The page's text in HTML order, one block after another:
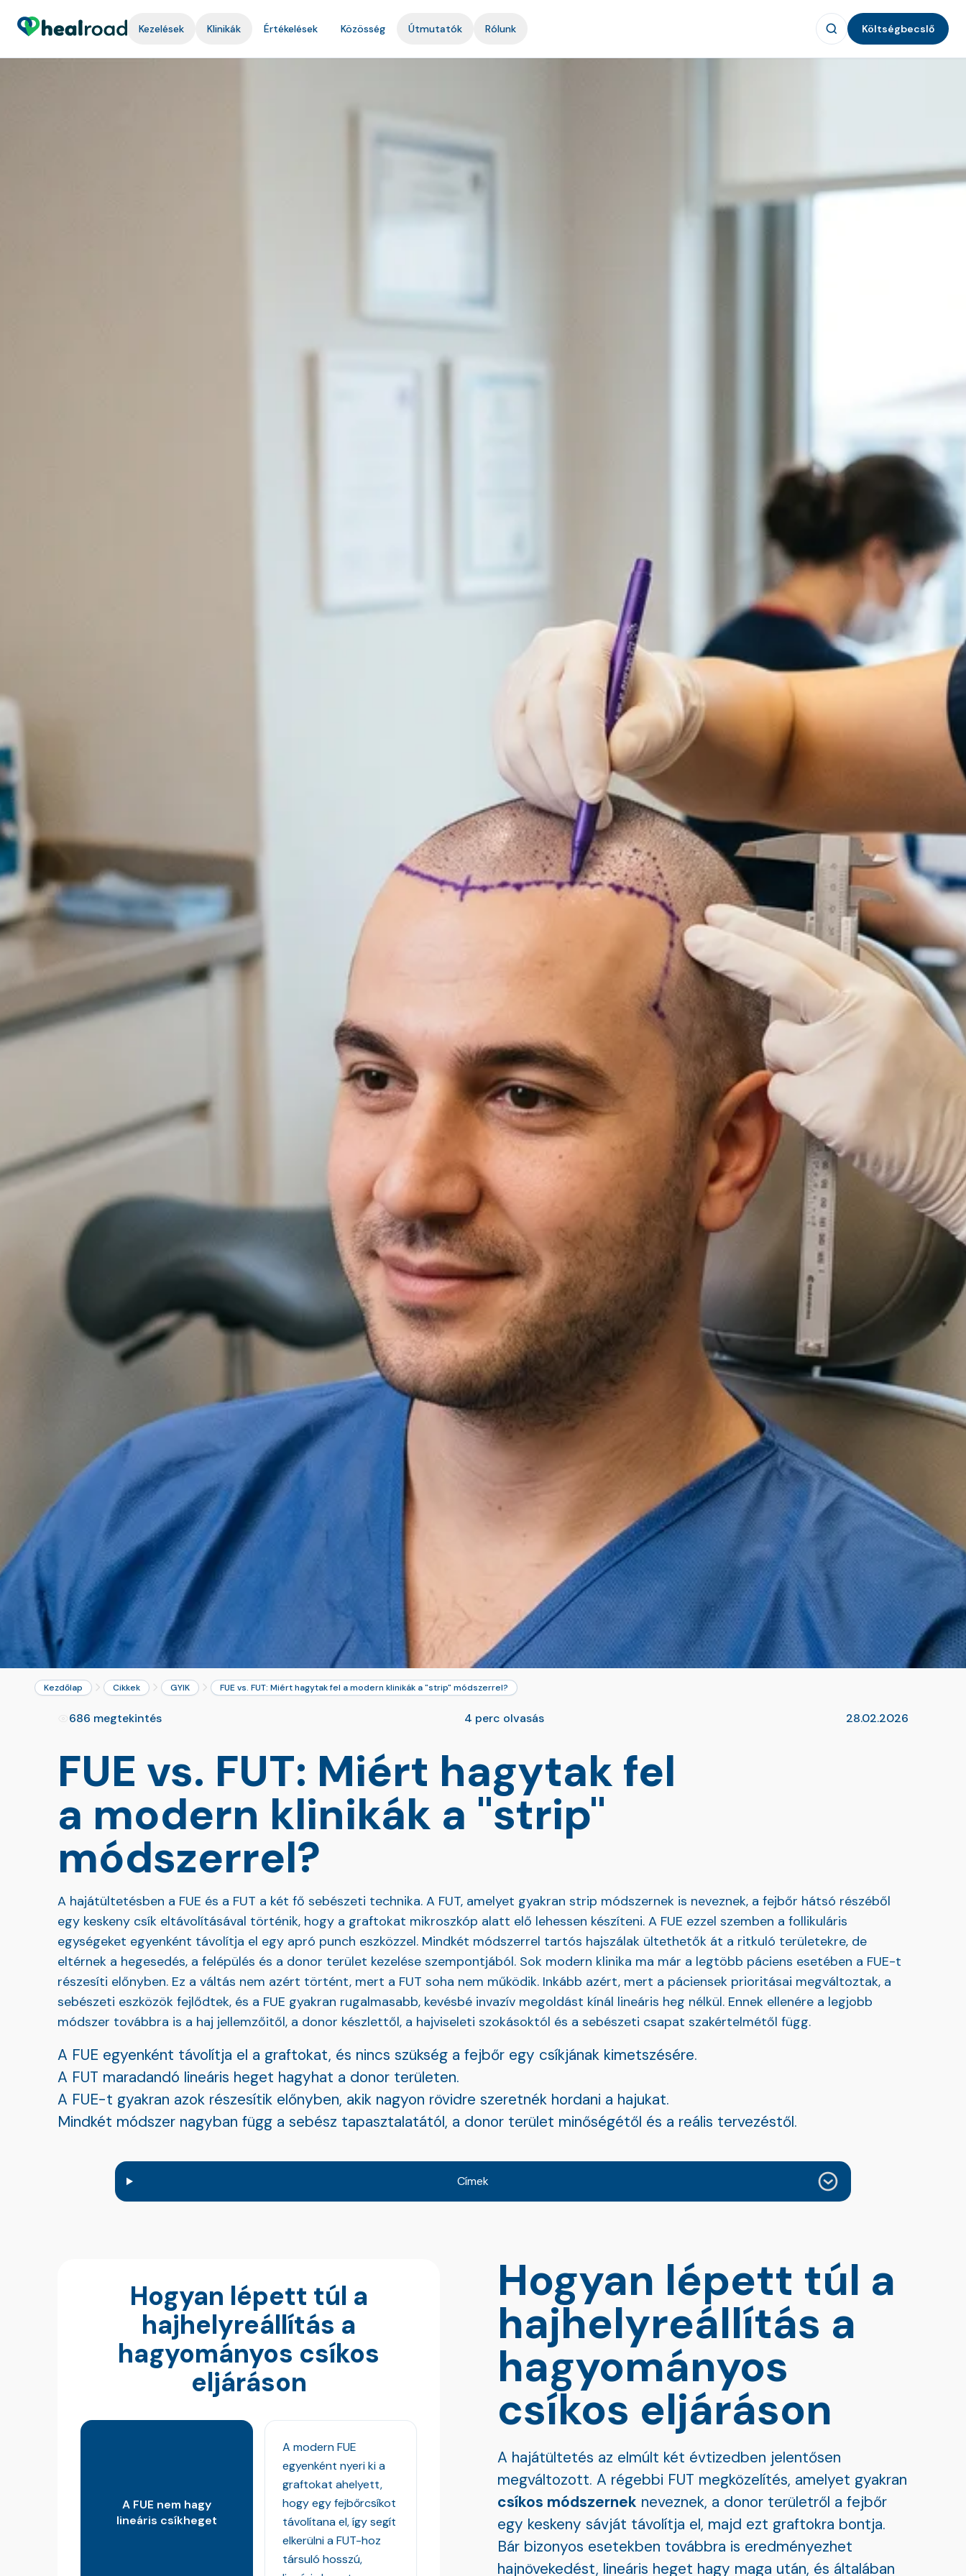
Kezelések Klinikák Értékelések Közösség Útmutatók Rólunk Költségbecslő
Kezdőlap Cikkek GYIK FUE vs. FUT: Miért hagytak fel a modern klinikák a "strip" módszerrel?
686 megtekintés 4 perc olvasás 28.02.2026
FUE vs. FUT: Miért hagytak fel
a modern klinikák a "strip"
módszerrel?
A hajátültetésben a FUE és a FUT a két fő sebészeti technika. A FUT, amelyet gyakran strip módszernek is neveznek, a fejbőr hátsó részéből
egy keskeny csík eltávolításával történik, hogy a graftokat mikroszkóp alatt elő lehessen készíteni. A FUE ezzel szemben a follikuláris
egységeket egyenként távolítja el egy apró punch eszközzel. Mindkét módszerrel tartós hajszálak ültethetők át a ritkuló területekre, de
eltérnek a hegesedés, a felépülés és a donor terület kezelése szempontjából. Sok modern klinika ma már a legtöbb páciens esetében a FUE-t
részesíti előnyben. Ez a váltás nem azért történt, mert a FUT soha nem működik. Inkább azért, mert a páciensek prioritásai megváltoztak, a
sebészeti eszközök fejlődtek, és a FUE gyakran rugalmasabb, kevésbé invazív megoldást kínál lineáris heg nélkül. Ennek ellenére a legjobb
módszer továbbra is a haj jellemzőitől, a donor készlettől, a hajviseleti szokásoktól és a sebészeti csapat szakértelmétől függ.
A FUE egyenként távolítja el a graftokat, és nincs szükség a fejbőr egy csíkjának kimetszésére.
A FUT maradandó lineáris heget hagyhat a donor területen.
A FUE-t gyakran azok részesítik előnyben, akik nagyon rövidre szeretnék hordani a hajukat.
Mindkét módszer nagyban függ a sebész tapasztalatától, a donor terület minőségétől és a reális tervezéstől.
Címek
Hogyan lépett túl a
hajhelyreállítás a
hagyományos csíkos
eljáráson
A FUE nem hagy
lineáris csíkheget
A modern FUE
egyenként nyeri ki a
graftokat ahelyett,
hogy egy fejbőrcsíkot
távolítana el, így segít
elkerülni a FUT-hoz
társuló hosszú,
Hogyan lépett túl a
hajhelyreállítás a
hagyományos
csíkos eljáráson
A hajátültetés az elmúlt két évtizedben jelentősen
megváltozott. A régebbi FUT megközelítés, amelyet gyakran
csíkos módszernek neveznek, a donor területről a fejbőr
egy keskeny sávját távolítja el, majd ezt graftokra bontja.
Bár bizonyos esetekben továbbra is eredményezhet
hajnövekedést, lineáris heget hagy maga után, és általában